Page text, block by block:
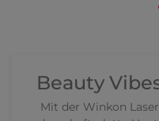
genießt du